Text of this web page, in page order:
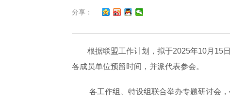
分享：
根据联盟工作计划，拟于2025年10月15
各成员单位预留时间，并派代表参会。
各工作组、特设组联合举办专题研讨会